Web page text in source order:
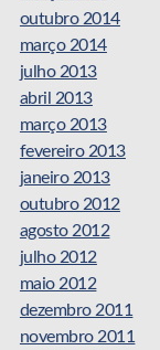
outubro 2014
março 2014
julho 2013
abril 2013
março 2013
fevereiro 2013
janeiro 2013
outubro 2012
agosto 2012
julho 2012
maio 2012
dezembro 2011
novembro 2011